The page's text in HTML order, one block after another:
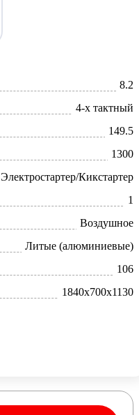
8.2
4-х тактный
149.5
1300
Электростартер/Кикстартер
1
Воздушное
Литые (алюминиевые)
106
1840х700х1130